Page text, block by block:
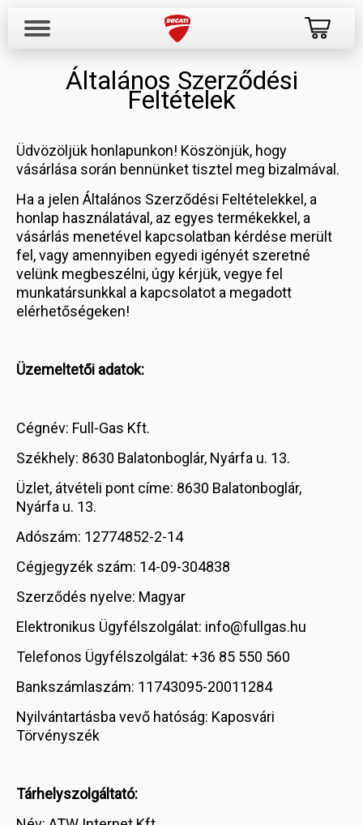
Általános Szerződési
Feltételek
Üdvözöljük honlapunkon! Köszönjük, hogy
vásárlása során bennünket tisztel meg bizalmával.
Ha a jelen Általános Szerződési Feltételekkel, a
honlap használatával, az egyes termékekkel, a
vásárlás menetével kapcsolatban kérdése merült
fel, vagy amennyiben egyedi igényét szeretné
velünk megbeszélni, úgy kérjük, vegye fel
munkatársunkkal a kapcsolatot a megadott
elérhetőségeken!
Üzemeltetői adatok:
Cégnév: Full-Gas Kft.
Székhely: 8630 Balatonboglár, Nyárfa u. 13.
Üzlet, átvételi pont címe: 8630 Balatonboglár,
Nyárfa u. 13.
Adószám: 12774852-2-14
Cégjegyzék szám: 14-09-304838
Szerződés nyelve: Magyar
Elektronikus Ügyfélszolgálat: info@fullgas.hu
Telefonos Ügyfélszolgálat: +36 85 550 560
Bankszámlaszám: 11743095-20011284
Nyilvántartásba vevő hatóság: Kaposvári
Törvényszék
Tárhelyszolgáltató: